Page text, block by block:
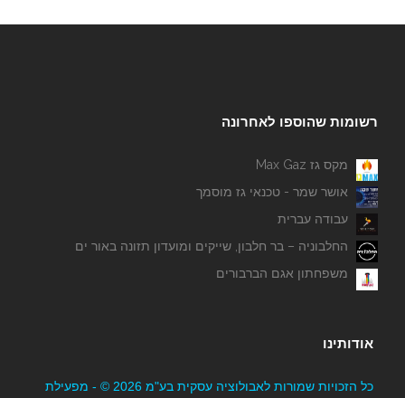
רשומות שהוספו לאחרונה
מקס גז Max Gaz
אושר שמר - טכנאי גז מוסמך
עבודה עברית
החלבוניה – בר חלבון, שייקים ומועדון תזונה באור ים
משפחתון אגם הברבורים
אודותינו
כל הזכויות שמורות לאבולוציה עסקית בע"מ 2026 © - מפעילת